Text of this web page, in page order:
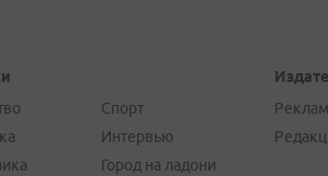
Спорт
Интервью
Город на ладони